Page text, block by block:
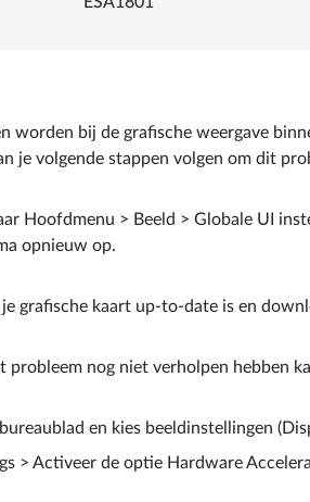
worden bij de grafische weergave
je volgende stappen volgen om dit
Hoofdmenu > Beeld > Globale UI
opnieuw op.
grafische kaart up-to-date is en
probleem nog niet verholpen hebben
en kies beeldinstellingen
> Activeer de optie Hardware